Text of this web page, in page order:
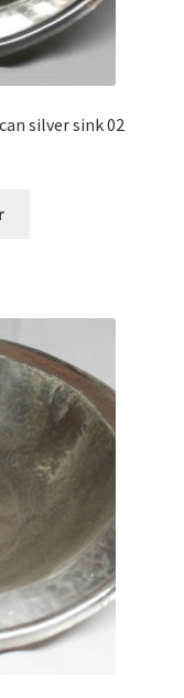
silver sink 02